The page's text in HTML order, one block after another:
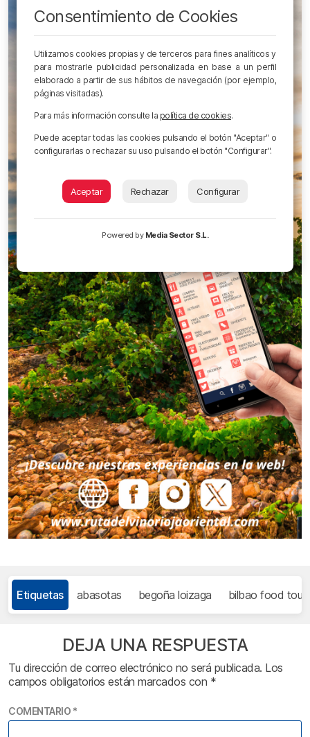
Etiquetas abasotas begoña loizaga bilbao food tours
DEJA UNA RESPUESTA
Tu dirección de correo electrónico no será publicada. Los
campos obligatorios están marcados con *
COMENTARIO *
Consentimiento de Cookies
Utilizamos cookies propias y de terceros para fines analíticos y
para mostrarle publicidad personalizada en base a un perfil
elaborado a partir de sus hábitos de navegación (por ejemplo,
páginas visitadas).
Para más información consulte la política de cookies.
Puede aceptar todas las cookies pulsando el botón "Aceptar" o
configurarlas o rechazar su uso pulsando el botón "Configurar".
Aceptar Rechazar Configurar
Powered by Media Sector S.L.